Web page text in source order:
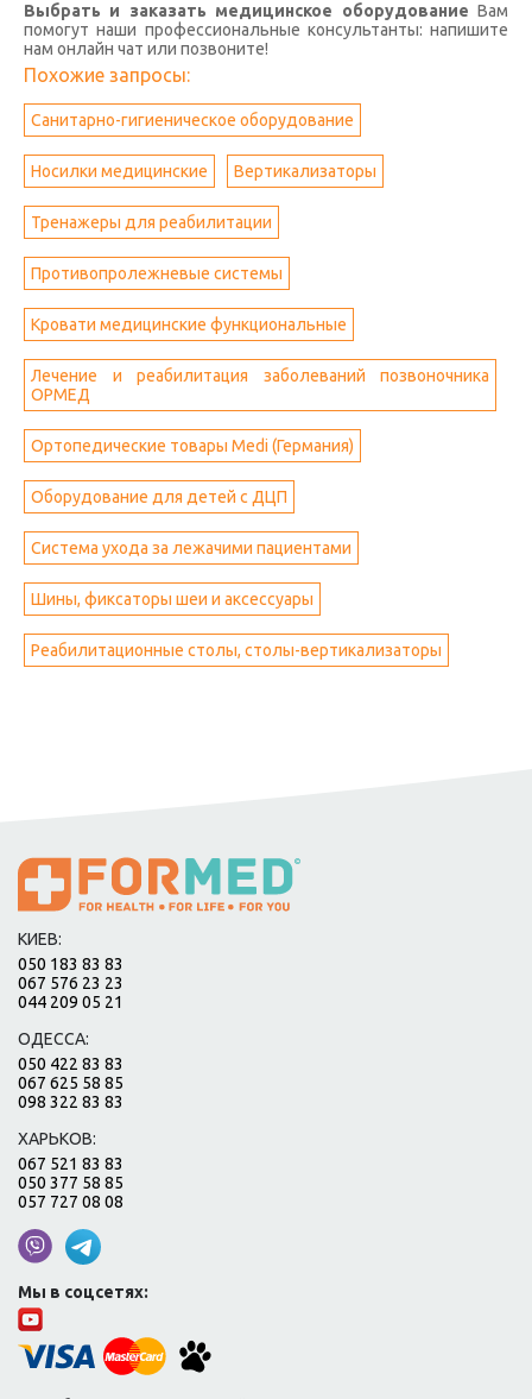
Выбрать и заказать медицинское оборудование Вам
помогут наши профессиональные консультанты: напишите
нам онлайн чат или позвоните!
Похожие запросы:
Санитарно-гигиеническое оборудование
Носилки медицинские Вертикализаторы
Тренажеры для реабилитации
Противопролежневые системы
Кровати медицинские функциональные
Лечение и реабилитация заболеваний позвоночника
ОРМЕД
Ортопедические товары Medi (Германия)
Оборудование для детей с ДЦП
Система ухода за лежачими пациентами
Шины, фиксаторы шеи и аксессуары
Реабилитационные столы, столы-вертикализаторы
КИЕВ:
050 183 83 83
067 576 23 23
044 209 05 21
ОДЕССА:
050 422 83 83
067 625 58 85
098 322 83 83
ХАРЬКОВ:
067 521 83 83
050 377 58 85
057 727 08 08
Мы в соцсетях: